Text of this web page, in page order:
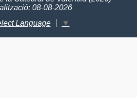
08-08-2026
Language
▼